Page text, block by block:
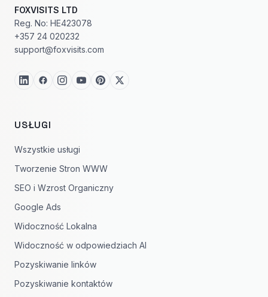
FOXVISITS LTD
Reg. No: HE423078
+357 24 020232
support@foxvisits.com
USŁUGI
Wszystkie usługi
Tworzenie Stron WWW
SEO i Wzrost Organiczny
Google Ads
Widoczność Lokalna
Widoczność w odpowiedziach AI
Pozyskiwanie linków
Pozyskiwanie kontaktów